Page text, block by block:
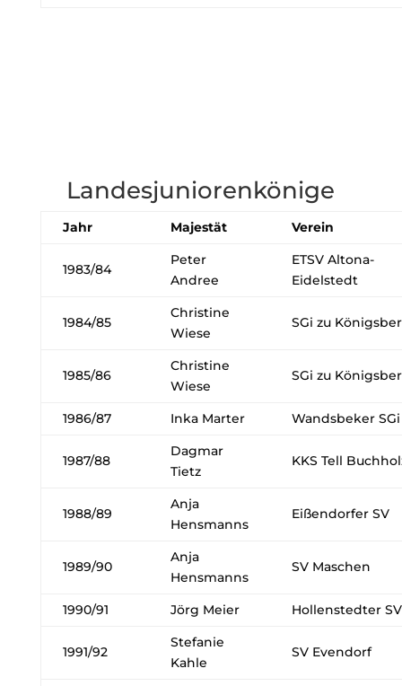
Landesjuniorenkönige
Jahr Majestät Verein
1983/84
Peter
Andree
ETSV Altona-
Eidelstedt
1984/85
Christine
Wiese
SGi zu
1985/86
Christine
Wiese
SGi zu
1986/87 Inka Marter Wandsbeker SGi
1987/88
Dagmar
Tietz
KKS Tell
1988/89
Anja
Hensmanns
Eißendorfer SV
1989/90
Anja
Hensmanns
SV Maschen
1990/91 Jörg Meier Hollenstedter SV
1991/92
Stefanie
Kahle
SV Evendorf